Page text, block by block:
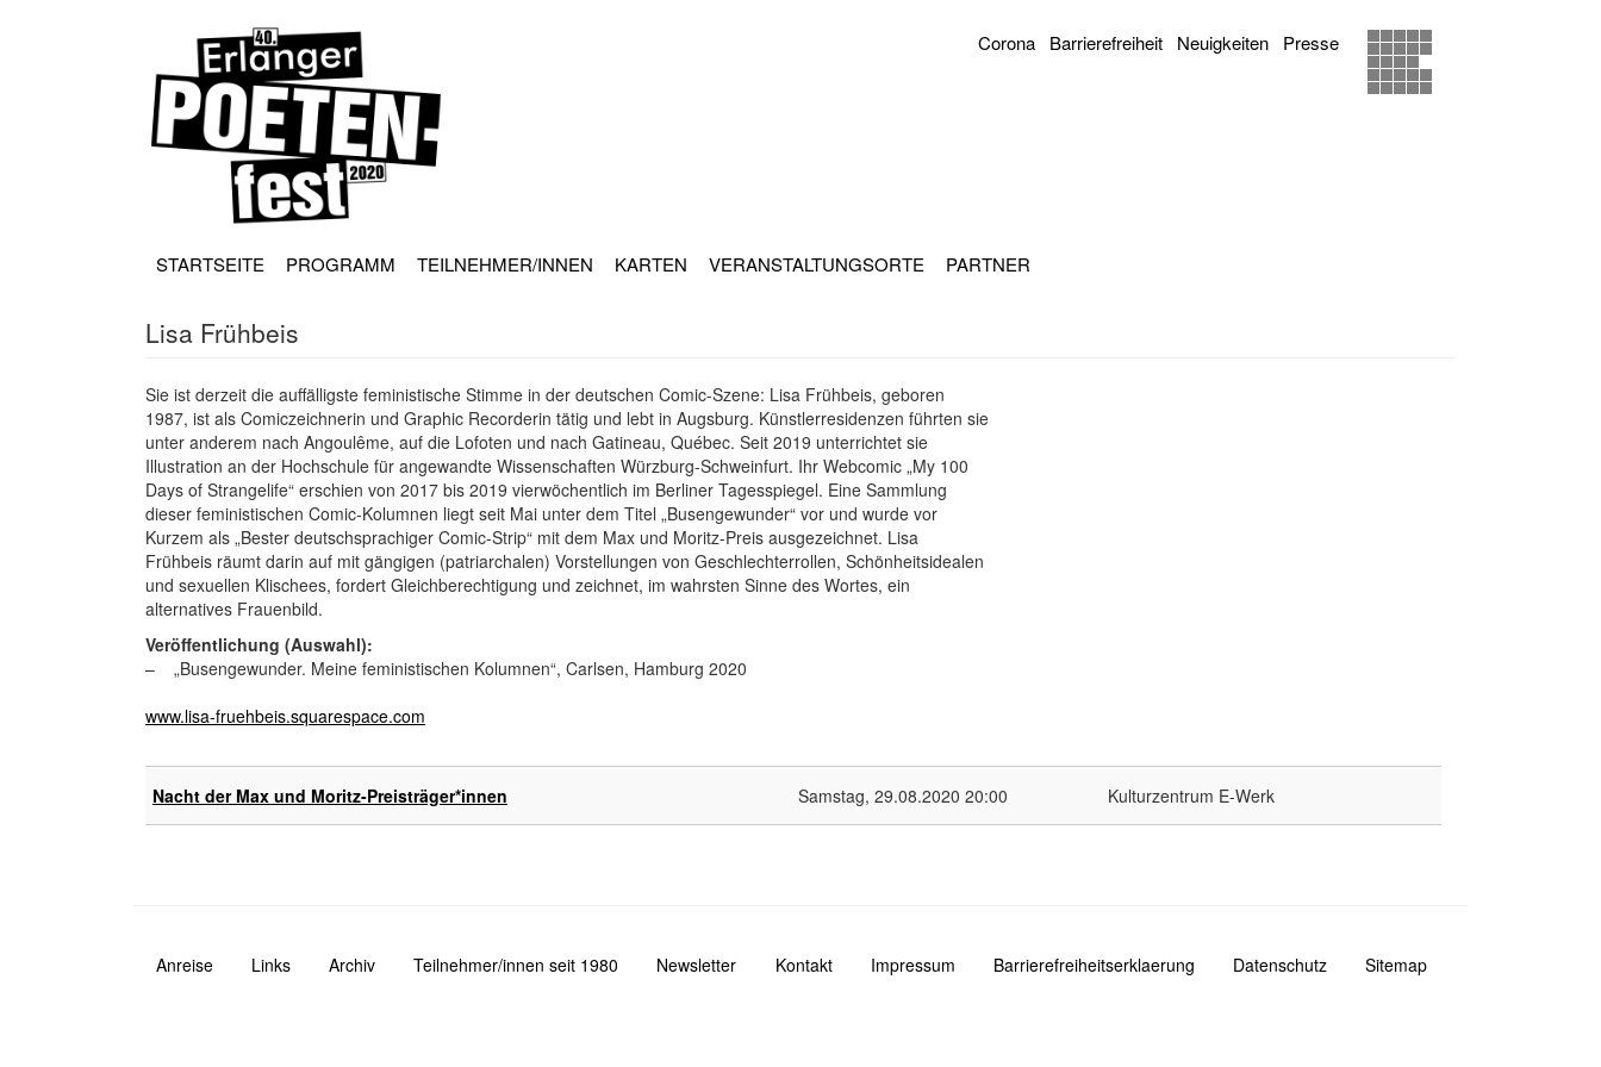
NAVIGATION
STARTSEITE PROGRAMM TEILNEHMER/INNEN KARTEN VERANSTALTUNGSORTE PARTNER
Corona Barrierefreiheit Neuigkeiten Presse
Lisa Frühbeis
Sie ist derzeit die auffälligste feministische Stimme in der deutschen Comic-Szene: Lisa Frühbeis, geboren
1987, ist als Comiczeichnerin und Graphic Recorderin tätig und lebt in Augsburg. Künstlerresidenzen führten sie
unter anderem nach Angoulême, auf die Lofoten und nach Gatineau, Québec. Seit 2019 unterrichtet sie
Illustration an der Hochschule für angewandte Wissenschaften Würzburg-Schweinfurt. Ihr Webcomic „My 100
Days of Strangelife“ erschien von 2017 bis 2019 vierwöchentlich im Berliner Tagesspiegel. Eine Sammlung
dieser feministischen Comic-Kolumnen liegt seit Mai unter dem Titel „Busengewunder“ vor und wurde vor
Kurzem als „Bester deutschsprachiger Comic-Strip“ mit dem Max und Moritz-Preis ausgezeichnet. Lisa
Frühbeis räumt darin auf mit gängigen (patriarchalen) Vorstellungen von Geschlechterrollen, Schönheitsidealen
und sexuellen Klischees, fordert Gleichberechtigung und zeichnet, im wahrsten Sinne des Wortes, ein
alternatives Frauenbild.
Veröffentlichung (Auswahl):
– „Busengewunder. Meine feministischen Kolumnen“, Carlsen, Hamburg 2020
www.lisa-fruehbeis.squarespace.com
Nacht der Max und Moritz-Preisträger*innen Samstag, 29.08.2020 20:00 Kulturzentrum E-Werk
Anreise Links Archiv Teilnehmer/innen seit 1980 Newsletter Kontakt Impressum Barrierefreiheitserklaerung Datenschutz Sitemap